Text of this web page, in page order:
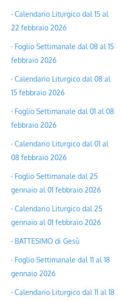
Calendario Liturgico dal 15 al
22 febbraio 2026
Foglio Settimanale dal 08 al 15
febbraio 2026
Calendario Liturgico dal 08 al
15 febbraio 2026
Foglio Settimanale dal 01 al 08
febbraio 2026
Calendario Liturgico dal 01 al
08 febbraio 2026
Foglio Settimanale dal 25
gennaio al 01 febbraio 2026
Calendario Liturgico dal 25
gennaio al 01 febbraio 2026
BATTESIMO di Gesù
Foglio Settimanale dal 11 al 18
gennaio 2026
Calendario Liturgico dal 11 al 18